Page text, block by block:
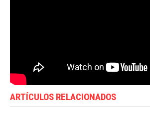
ARTÍCULOS RELACIONADOS